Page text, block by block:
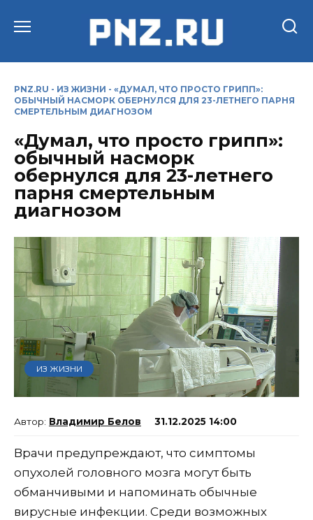
PNZ.RU - ИЗ ЖИЗНИ - «ДУМАЛ, ЧТО ПРОСТО ГРИПП»:
ОБЫЧНЫЙ НАСМОРК ОБЕРНУЛСЯ ДЛЯ 23-ЛЕТНЕГО ПАРНЯ
СМЕРТЕЛЬНЫМ ДИАГНОЗОМ
«Думал, что просто грипп»:
обычный насморк
обернулся для 23-летнего
парня смертельным
диагнозом
ИЗ ЖИЗНИ
Владимир Белов 31.12.2025 14:00
Врачи предупреждают, что симптомы
опухолей головного мозга могут быть
обманчивыми и напоминать обычные
вирусные инфекции. Среди возможных